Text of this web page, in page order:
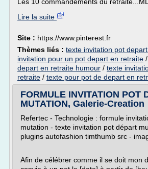
Lire la suite
Site : https://www.pinterest.fr
Thèmes liés : texte invitation pot
invitation pour un pot depart en retraite /
depart en retraite humour / texte
retraite / texte pour pot de depart en
FORMULE INVITATION POT
MUTATION, Galerie-Creation
Refertec - Technologie : formule
mutation - texte invitation pot départ
plugins autofashion timthumb src -
Afin de célébrer comme il se doit mon